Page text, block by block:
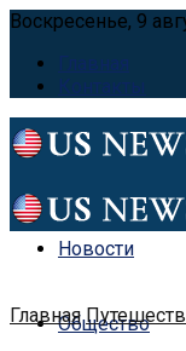
Воскресенье, 9
Главная
Контакты
Новости
Общество
Главная